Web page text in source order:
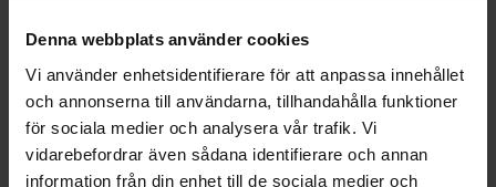
Denna webbplats använder cookies
Vi använder enhetsidentifierare för att anpassa innehållet
och annonserna till användarna, tillhandahålla funktioner
för sociala medier och analysera vår trafik. Vi
vidarebefordrar även sådana identifierare och annan
information från din enhet till de sociala medier och
KS - 3000 Plus har följande tillämpningsområden:
- Perfekt stenskottsskydd och korrosionsskydd
- Ljudabsorberande
-Överlackeringsbar utan primer